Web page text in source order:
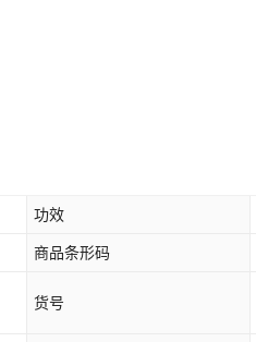
功效
商品条形码
货号